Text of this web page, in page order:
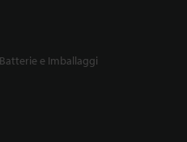
e Imballaggi